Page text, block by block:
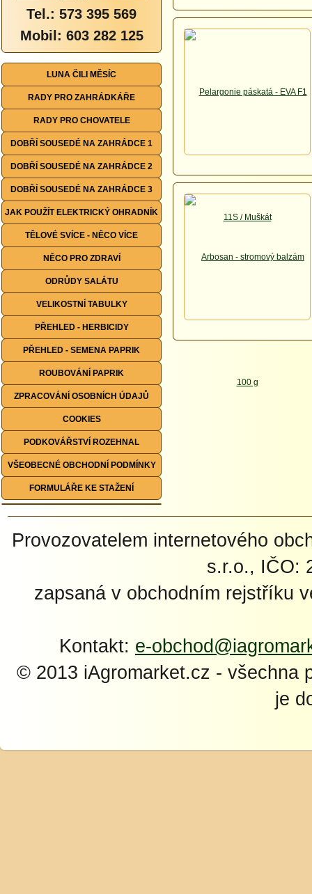
Tel.: 573 395 569
Mobil: 603 282 125
LUNA ČILI MĚSÍC
RADY PRO ZAHRÁDKÁŘE
RADY PRO CHOVATELE
DOBŘÍ SOUSEDÉ NA ZAHRÁDCE 1
DOBŘÍ SOUSEDÉ NA ZAHRÁDCE 2
DOBŘÍ SOUSEDÉ NA ZAHRÁDCE 3
JAK POUŽÍT ELEKTRICKÝ OHRADNÍK
TĚLOVÉ SVÍCE - NĚCO VÍCE
NĚCO PRO ZDRAVÍ
ODRŮDY SALÁTU
VELIKOSTNÍ TABULKY
PŘEHLED - HERBICIDY
PŘEHLED - SEMENA PAPRIK
ROUBOVÁNÍ PAPRIK
ZPRACOVÁNÍ OSOBNÍCH ÚDAJŮ
COOKIES
PODKOVÁŘSTVÍ ROZEHNAL
VŠEOBECNÉ OBCHODNÍ PODMÍNKY
FORMULÁŘE KE STAŽENÍ
Provozovatelem internetového
s.r.o., IČO:
zapsaná v obchodním rejstříku
Kontakt: e-
© 2013 iAgromarket.cz - všechna
je